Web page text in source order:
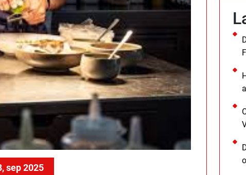
sep 2025